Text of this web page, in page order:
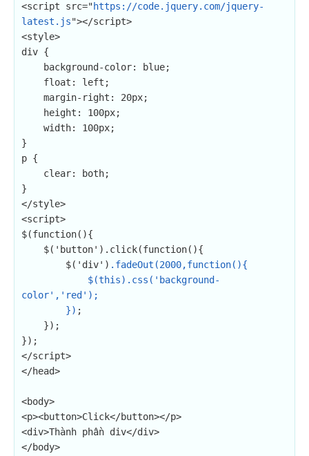
<script src="https://code.jquery.com/jquery-
latest.js"></script>
<style>
div {
}
p {
}
</style>
<script>
$(function(){
        $('div')
.fadeOut(2000,function(){
color','red');
        })
;
});
</script>
</head>
<body>
<p><button>Click</button></p>
<div>Thành phần div</div>
</body>